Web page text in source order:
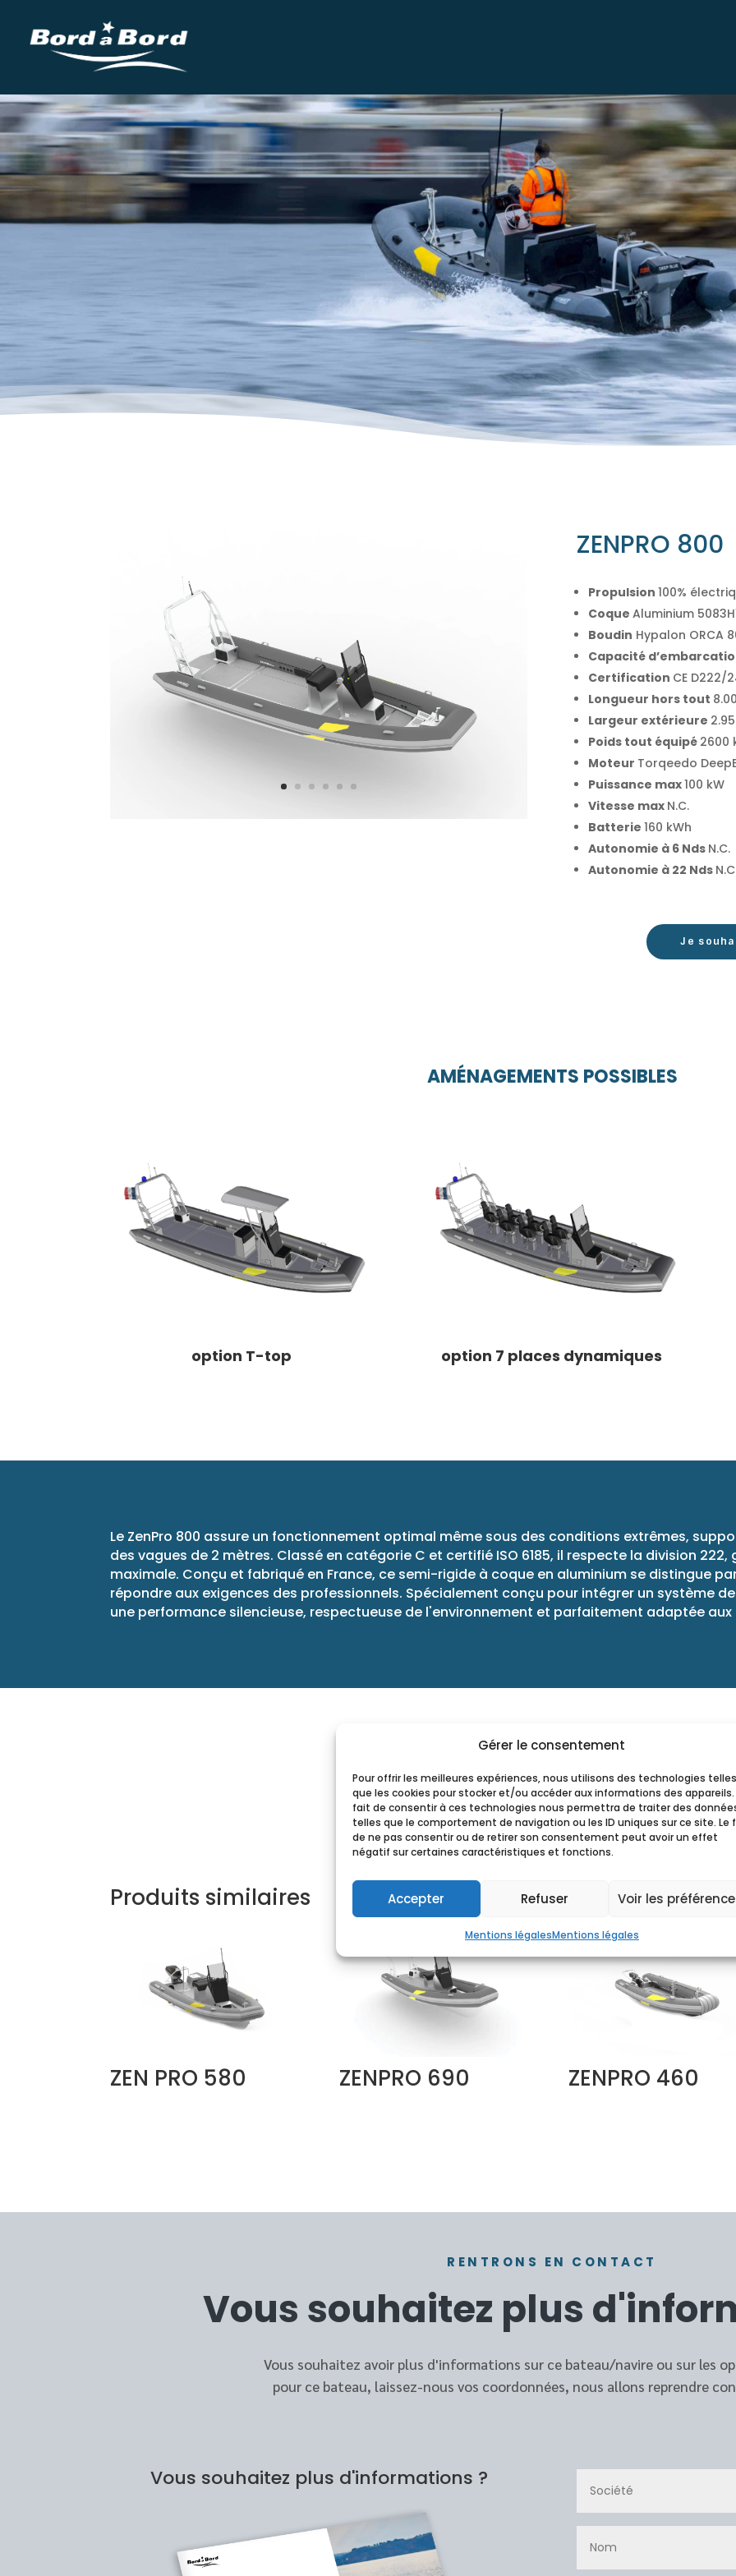
Gérer le consentement
Pour offrir les meilleures expériences, nous utilisons des technologies telles
que les cookies pour stocker et/ou accéder aux informations des appareils.
fait de consentir à ces technologies nous permettra de traiter des
telles que le comportement de navigation ou les ID uniques sur ce site. Le
de ne pas consentir ou de retirer son consentement peut avoir un effet
négatif sur certaines caractéristiques et fonctions.
Accepter Refuser Voir les
Mentions légalesMentions légales
ZENPRO 800
Propulsion 100%
Coque Aluminium
Boudin Hypalon ORCA
Capacité
Certification CE D222/
Longueur hors tout
Largeur extérieure
Poids tout équipé 2600
Moteur Torqeedo
Puissance max100 kW
Vitesse max N.C.
Batterie 160 kWh
Autonomie à 6 Nds N.C.
Autonomie à 22 Nds
Je
AMÉNAGEMENTS POSSIBLES
option T-top option 7 places dynamiques
Le ZenPro 800 assure un fonctionnement optimal même sous des conditions extrêmes,
des vagues de 2 mètres. Classé en catégorie C et certifié ISO 6185, il respecte la division
maximale. Conçu et fabriqué en France, ce semi-rigide à coque en aluminium se distingue
répondre aux exigences des professionnels. Spécialement conçu pour intégrer un système
une performance silencieuse, respectueuse de l'environnement et parfaitement adaptée
Produits similaires
ZEN PRO 580 ZENPRO 690 ZENPRO 460
RENTRONS EN CONTACT
Vous souhaitez plus
Vous souhaitez avoir plus d'informations sur ce bateau/navire ou sur les
pour ce bateau, laissez-nous vos coordonnées, nous allons reprendre
Vous souhaitez plus d'informations ?